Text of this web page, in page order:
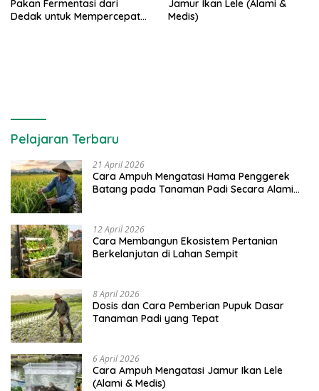
Pakan Fermentasi dari
Dedak untuk Mempercepat
Jamur Ikan Lele (Alami &
Medis)
Pelajaran Terbaru
21 April 2026
Cara Ampuh Mengatasi Hama Penggerek
Batang pada Tanaman Padi Secara Alami
12 April 2026
Cara Membangun Ekosistem Pertanian
Berkelanjutan di Lahan Sempit
8 April 2026
Dosis dan Cara Pemberian Pupuk Dasar
Tanaman Padi yang Tepat
6 April 2026
Cara Ampuh Mengatasi Jamur Ikan Lele
(Alami & Medis)